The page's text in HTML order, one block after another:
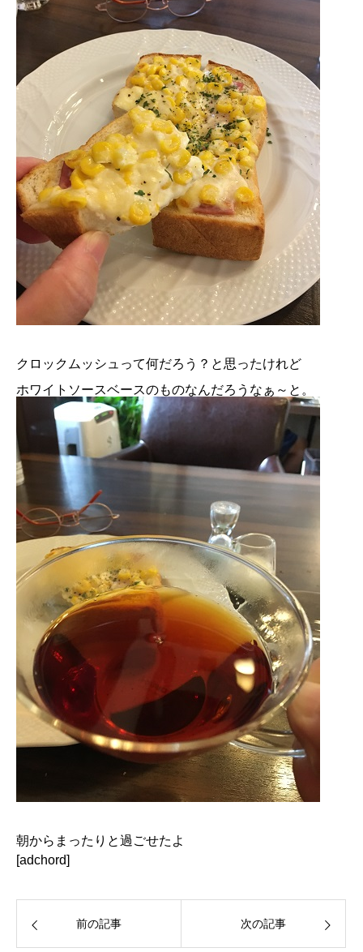
クロックムッシュって何だろう？と思ったけれど
ホワイトソースベースのものなんだろうなぁ～と。
朝からまったりと過ごせたよ
[adchord]
前の記事 次の記事